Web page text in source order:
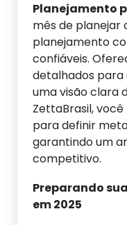
Planejamento
mês de planejar
planejamento
confiáveis.
detalhados para
uma visão clara
ZettaBrasil,
para definir
garantindo um
competitivo.
Preparandosua
em 2025